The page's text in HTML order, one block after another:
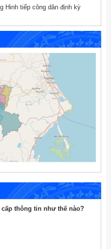
Hinh tiếp công dân định kỳ
thông tin như thế nào?